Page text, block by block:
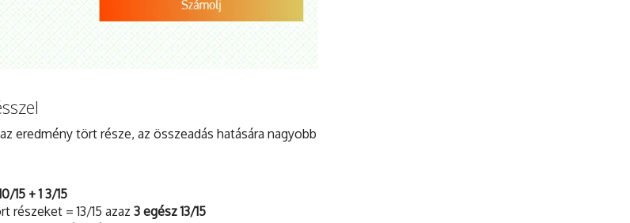
eredmény tört része, az összeadás hatására nagyobb
15 + 1 3/15
részeket = 13/15 azaz 3 egész 13/15